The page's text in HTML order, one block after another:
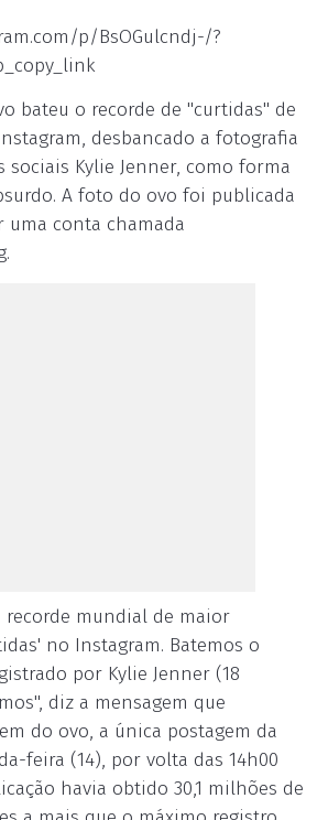
p/BsOGulcndj-/?
bateu o recorde de "curtidas" de
desbancado a fotografia
sociais Kylie Jenner, como forma
A foto do ovo foi publicada
uma conta chamada
recorde mundial de maior
no Instagram. Batemos o
por Kylie Jenner (18
diz a mensagem que
do ovo, a única postagem da
feira (14), por volta das 14h00
havia obtido 30,1 milhões de